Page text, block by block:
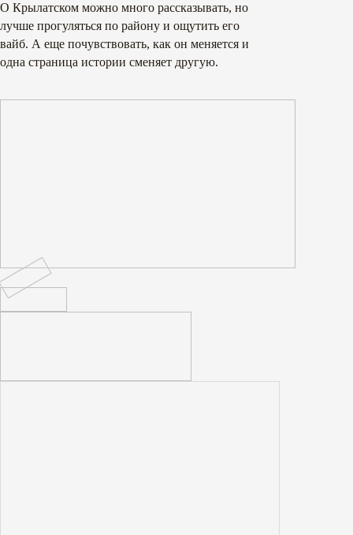
О Крылатском можно много рассказывать, но
лучше прогуляться по району и ощутить его
вайб. А еще почувствовать, как он меняется и
одна страница истории сменяет другую.